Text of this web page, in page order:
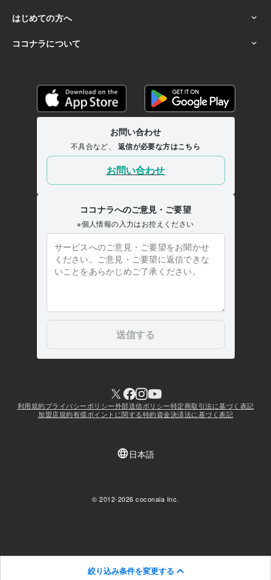
絞り込み条件を変更する